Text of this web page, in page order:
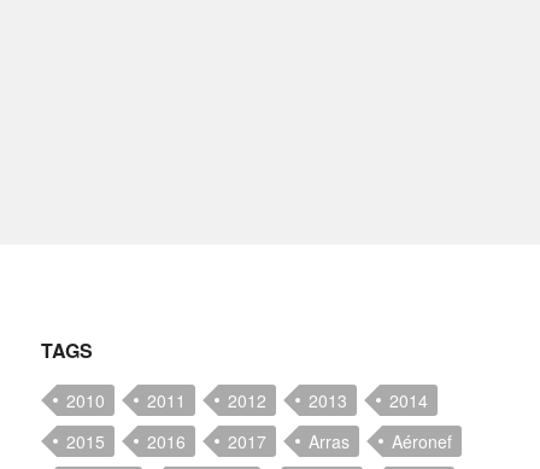
TAGS
2010 2011 2012 2013
2014
2015
2016 2017 Arras
Aéronef